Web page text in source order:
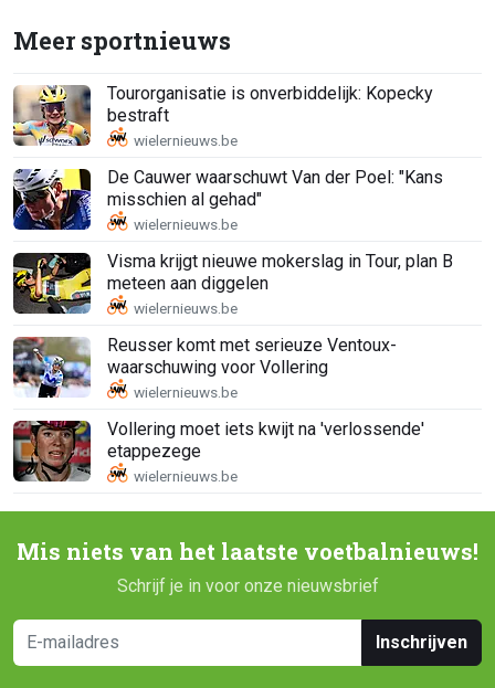
Meer sportnieuws
Tourorganisatie is onverbiddelijk: Kopecky
bestraft
De Cauwer waarschuwt Van der Poel: "Kans
misschien al gehad"
Visma krijgt nieuwe mokerslag in Tour, plan B
meteen aan diggelen
Reusser komt met serieuze Ventoux-
waarschuwing voor Vollering
Vollering moet iets kwijt na 'verlossende'
etappezege
Mis niets van het laatste voetbalnieuws!
Schrijf je in voor onze nieuwsbrief
Inschrijven